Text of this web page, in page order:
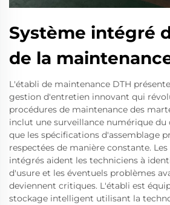
Système intégré
de la
L'établi de maintenance DTH
gestion d'entretien innovant qui
procédures de maintenance des
inclut une surveillance numérique du
que les spécifications d'assemblage
respectées de manière constante.
intégrés aident les techniciens à
d'usure et les éventuels problèmes
deviennent critiques. L'établi est
stockage intelligent utilisant la